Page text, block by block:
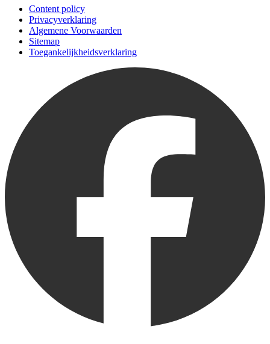
Content policy
Privacyverklaring
Algemene Voorwaarden
Sitemap
Toegankelijkheidsverklaring